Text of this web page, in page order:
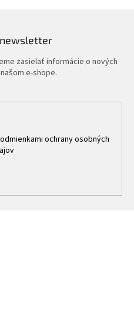
r
v
k
y
p
u
zasielať informácie o nových
e-shope.
ochrany osobných